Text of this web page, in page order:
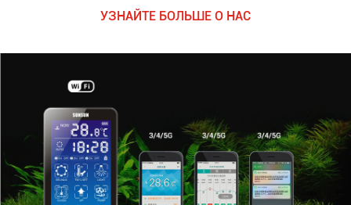
УЗНАЙТЕ БОЛЬШЕ О НАС